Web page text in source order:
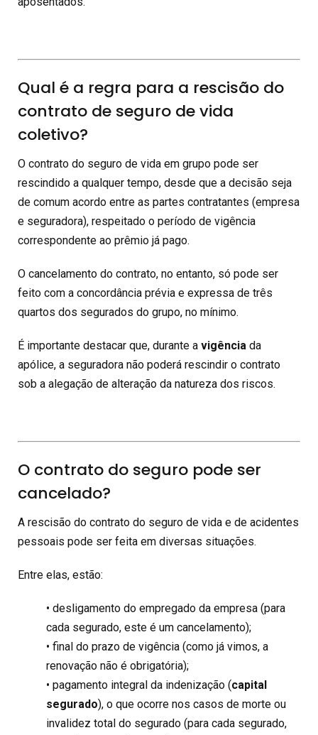
Qual é a regra para a rescisão do
contrato de seguro de vida
coletivo?
O contrato do seguro de vida em grupo pode ser
rescindido a qualquer tempo, desde que a decisão seja
de comum acordo entre as partes contratantes (empresa
e seguradora), respeitado o período de vigência
correspondente ao prêmio já pago.
O cancelamento do contrato, no entanto, só pode ser
feito com a concordância prévia e expressa de três
quartos dos segurados do grupo, no mínimo.
É importante destacar que, durante a vigência da
apólice, a seguradora não poderá rescindir o contrato
sob a alegação de alteração da natureza dos riscos.
O contrato do seguro pode ser
cancelado?
A rescisão do contrato do seguro de vida e de acidentes
pessoais pode ser feita em diversas situações.
Entre elas, estão:
• desligamento do empregado da empresa (para
cada segurado, este é um cancelamento);
• final do prazo de vigência (como já vimos, a
renovação não é obrigatória);
• pagamento integral da indenização (capital
segurado), o que ocorre nos casos de morte ou
invalidez total do segurado (para cada segurado,